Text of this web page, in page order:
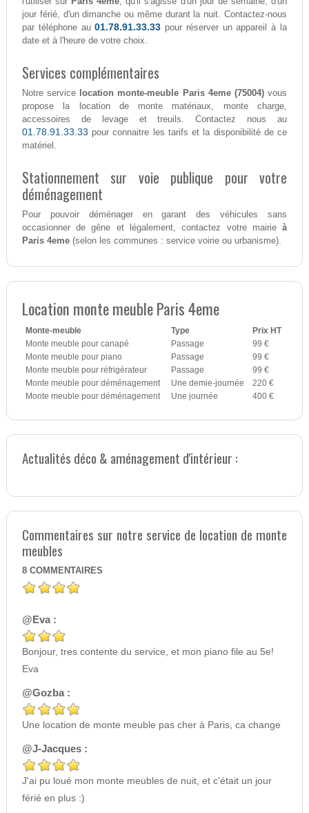
jour férié, d'un dimanche ou même durant la nuit. Contactez-nous
par téléphone au01.78.91.33.33 pour réserver un appareil à la
date et à l'heure de votre choix.
Services complémentaires
Notre service location monte-meuble Paris 4eme (75004)vous
propose la location de monte matériaux, monte charge,
accessoires de levage et treuils. Contactez nous au
01.78.91.33.33 pour connaitre les tarifs et la disponibilité de ce
matériel.
Stationnement sur voie publique pour votre
déménagement
Pour pouvoir déménager en garant des véhicules sans
occasionner de gêne et légalement, contactez votre mairieà
Paris 4eme(selon les communes : service voirie ou urbanisme).
Location monte meuble Paris 4eme
Monte-meuble Type
Prix HT
Monte meuble pour canapé
Passage
99 €
Monte meuble pour piano
Passage
99 €
Monte meuble pour réfrigérateur
Passage
99 €
Monte meuble pour déménagement
Une demie-journée
220 €
Monte meuble pour déménagement
Une journée 400 €
Actualités déco & aménagement d'intérieur :
Commentaires sur notre service de location de monte
meubles
8 COMMENTAIRES
@Eva :
Bonjour, tres contente du service, et mon piano file au 5e!
Eva
@Gozba :
Une location de monte meuble pas cher à Paris, ca change
@J-Jacques :
J'ai pu loué mon monte meubles de nuit, et c'était un jour
férié en plus :)